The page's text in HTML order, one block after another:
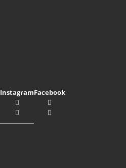
InstagramFacebook